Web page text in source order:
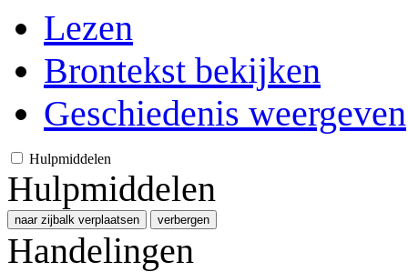
Lezen
Brontekst bekijken
Geschiedenis weergeven
Hulpmiddelen
Hulpmiddelen
naar zijbalk verplaatsen verbergen
Handelingen